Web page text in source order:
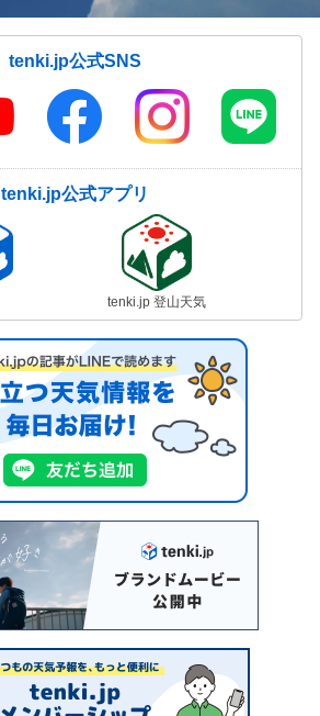
tenki.jp公式SNS
tenki.jp公式アプリ
tenki.jp 登山天気